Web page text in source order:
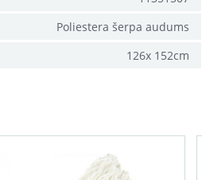
Poliestera šerpa audums
126x 152cm